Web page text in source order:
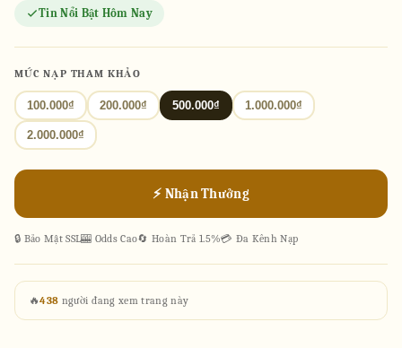
Tin Nổi Bật Hôm Nay
MỨC NẠP THAM KHẢO
100.000₫ 200.000₫ 500.000₫ 1.000.000₫
2.000.000₫
⚡ Nhận Thưởng
🔒 Bảo Mật SSL🎰 Odds Cao🔄 Hoàn Trả 1.5%💳 Đa Kênh Nạp
🔥438 người đang xem trang này